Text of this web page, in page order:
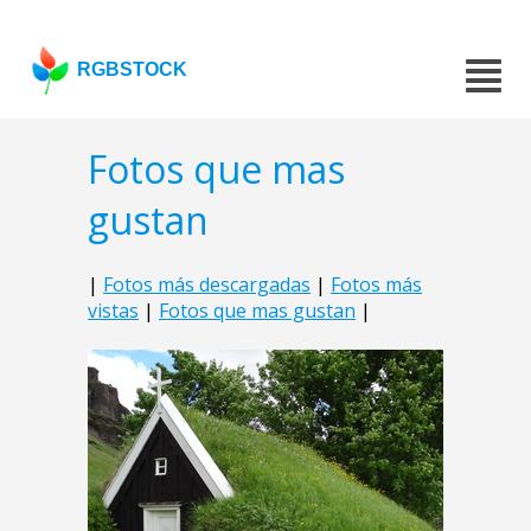
RGBSTOCK
Fotos que mas
gustan
| Fotos más descargadas | Fotos más
vistas | Fotos que mas gustan |